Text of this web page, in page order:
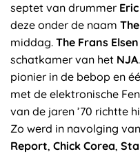
septet van drummer
deze onder de naam
middag. The Frans
schatkamer van het NJA.
pionier in de bebop en
met de elektronische
van de jaren ’70 richtte
Zo werd in navolging
Report, Chick Corea,